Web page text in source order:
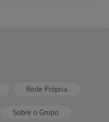
Rede Própria
Sobre o Grupo